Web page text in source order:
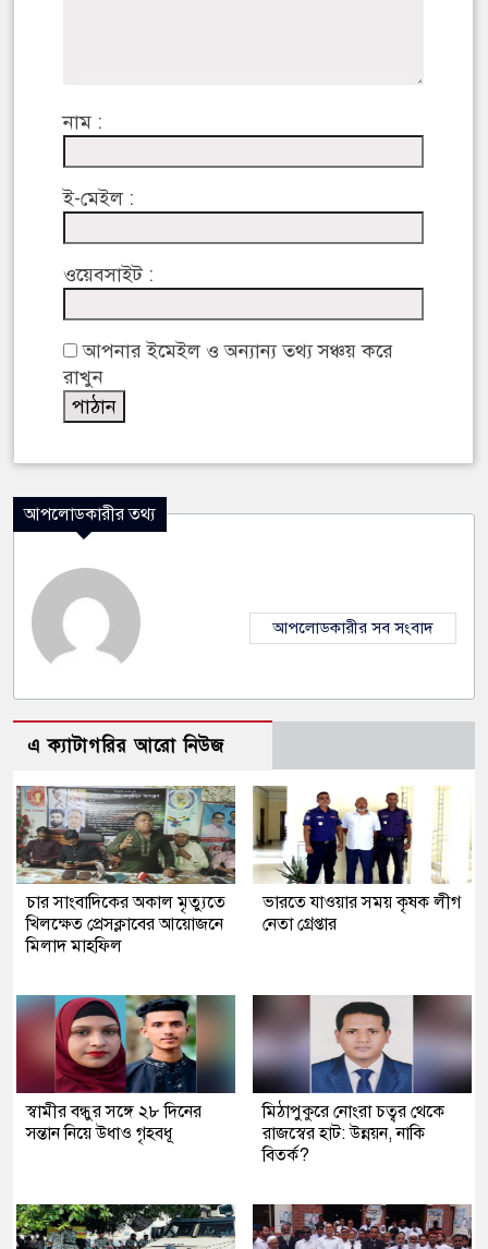
নাম :
ই-মেইল :
ওয়েবসাইট :
আপনার ইমেইল ও অন্যান্য তথ্য সঞ্চয় করে
রাখুন
আপলোডকারীর তথ্য
আপলোডকারীর সব সংবাদ
এ ক্যাটাগরির আরো নিউজ
চার সাংবাদিকের অকাল মৃত্যুতে
খিলক্ষেত প্রেসক্লাবের আয়োজনে
মিলাদ মাহফিল
ভারতে যাওয়ার সময় কৃষক লীগ
নেতা গ্রেপ্তার
স্বামীর বন্ধুর সঙ্গে ২৮ দিনের
সন্তান নিয়ে উধাও গৃহবধূ
মিঠাপুকুরে নোংরা চত্বর থেকে
রাজস্বের হাট: উন্নয়ন, নাকি
বিতর্ক?